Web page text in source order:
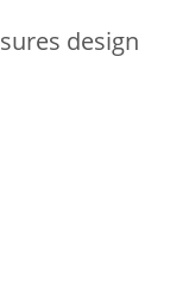
design